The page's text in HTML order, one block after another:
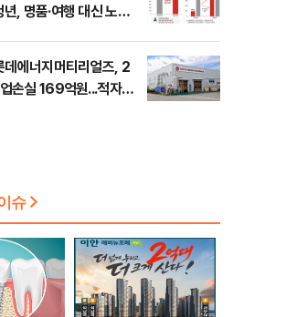
, 명품·여행 대신 노후
데에너지머티리얼즈, 2
손실 169억원...적자지